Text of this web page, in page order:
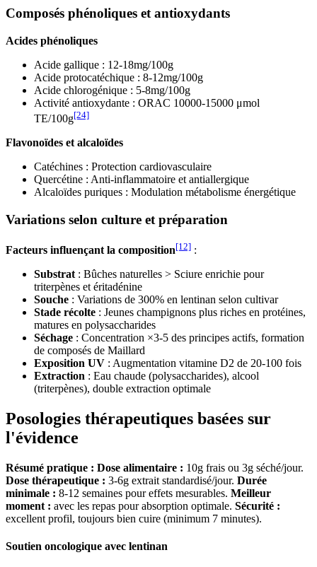
Composés phénoliques et antioxydants
Acides phénoliques
Acide gallique : 12-18mg/100g
Acide protocatéchique : 8-12mg/100g
Acide chlorogénique : 5-8mg/100g
Activité antioxydante : ORAC 10000-15000 μmol
TE/100g[24]
Flavonoïdes et alcaloïdes
Catéchines : Protection cardiovasculaire
Quercétine : Anti-inflammatoire et antiallergique
Alcaloïdes puriques : Modulation métabolisme énergétique
Variations selon culture et préparation
Facteurs influençant la composition[12] :
Substrat : Bûches naturelles > Sciure enrichie pour
triterpènes et éritadénine
Souche : Variations de 300% en lentinan selon cultivar
Stade récolte : Jeunes champignons plus riches en protéines,
matures en polysaccharides
Séchage : Concentration ×3-5 des principes actifs, formation
de composés de Maillard
Exposition UV : Augmentation vitamine D2 de 20-100 fois
Extraction : Eau chaude (polysaccharides), alcool
(triterpènes), double extraction optimale
Posologies thérapeutiques basées sur
l'évidence
Résumé pratique : Dose alimentaire : 10g frais ou 3g séché/jour.
Dose thérapeutique : 3-6g extrait standardisé/jour. Durée
minimale : 8-12 semaines pour effets mesurables. Meilleur
moment : avec les repas pour absorption optimale. Sécurité :
excellent profil, toujours bien cuire (minimum 7 minutes).
Soutien oncologique avec lentinan